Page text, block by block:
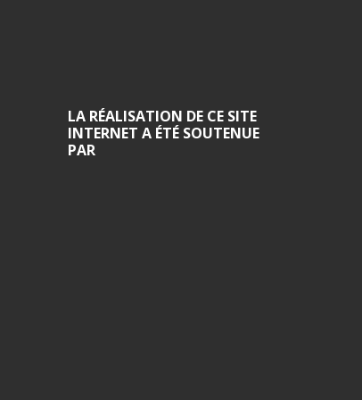
LA RÉALISATION DE CE SITE
INTERNET A ÉTÉ SOUTENUE
PAR